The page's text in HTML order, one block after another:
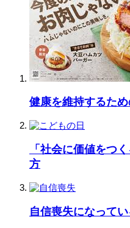
健康を維持するた
「社会に価値をつ
方
自信喪失になって